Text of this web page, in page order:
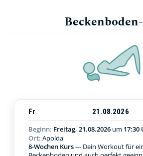
Fr 21.08.2026
Beginn: Freitag, 21.08.2026 um 17:30
Ort: Apolda
8-Wochen Kurs--- Dein Workout für